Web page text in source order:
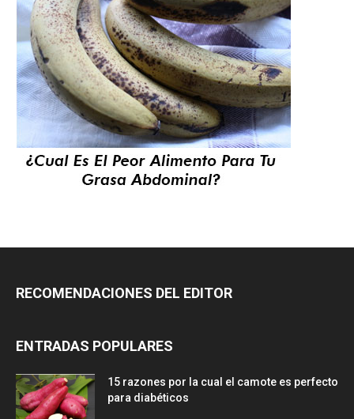
RECOMENDACIONES DEL EDITOR
ENTRADAS POPULARES
15 razones por la cual el camote es perfecto
para diabéticos